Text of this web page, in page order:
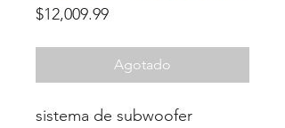
$12,009.99Precio
Agotado
sistema de subwoofer